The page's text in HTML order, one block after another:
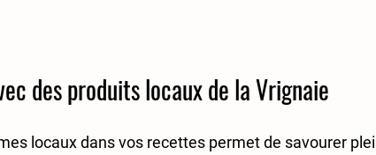
des produits locaux de la Vrignaie
locaux dans vos recettes permet de savourer